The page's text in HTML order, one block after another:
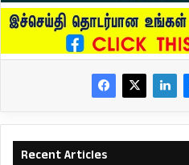
Recent Articles